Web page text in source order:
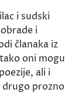
i sudski
i
članaka iz
oni mogu
ali i
drugo prozno